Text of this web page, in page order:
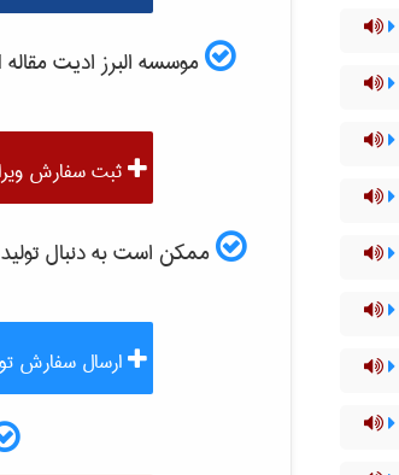
موسسه البرز ادیت مقاله ISI
ثبت سفارش
ممکن است به دنبال تولید
ارسال سفارش